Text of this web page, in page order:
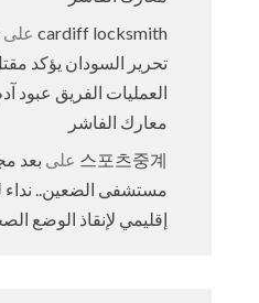
cardiff locksmithعلى
تحرير السودان يؤكد
العمليات الفريق عبود
معارك الفاشر
스포츠중계 على بعد
مستشفى الضعين.. نداء
إقليمي لإنقاذ الوضع